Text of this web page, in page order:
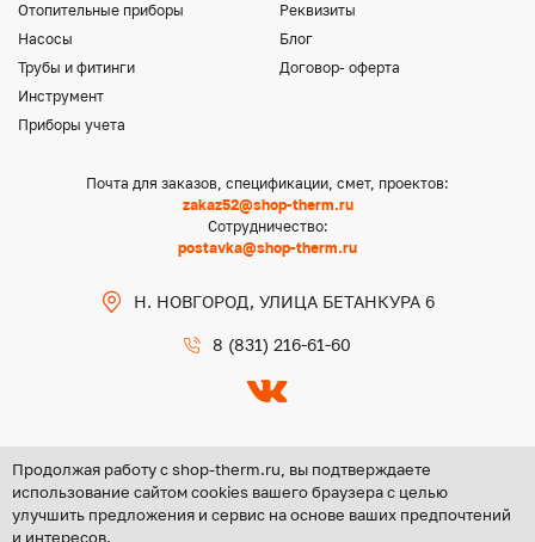
Отопительные приборы
Насосы
Трубы и фитинги
Инструмент
Приборы учета
Реквизиты
Блог
Договор- оферта
Почта для заказов, спецификации, смет, проектов:
zakaz52@shop-therm.ru
Сотрудничество:
postavka@shop-therm.ru
Н. НОВГОРОД, УЛИЦА БЕТАНКУРА 6
8 (831) 216-61-60
Copyright @ 2026 ООО «ЦЕНТР ГРУПП НН»
Продолжая работу с shop-therm.ru, вы подтверждаете
использование сайтом cookies вашего браузера с целью
улучшить предложения и сервис на основе ваших предпочтений
и интересов.